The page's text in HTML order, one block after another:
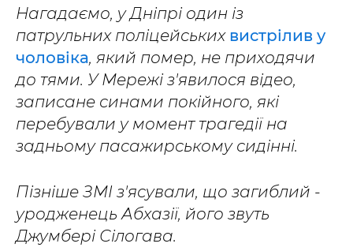
Нагадаємо, у Дніпрі один із
патрульних поліцейських вистрілив у
чоловіка, який помер, не приходячи
до тями. У Мережі з'явилося відео,
записане синами покійного, які
перебували у момент трагедії на
задньому пасажирському сидінні.
Пізніше ЗМІ з'ясували, що загиблий -
уродженець Абхазії, його звуть
Джумбері Сілогава.